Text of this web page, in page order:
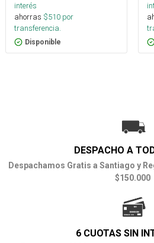
interés
ahorras $510 por
transferencia.
Disponible
DESPACHO A
Despachamos Gratis a Santiago y
$150.000
6 CUOTAS SIN